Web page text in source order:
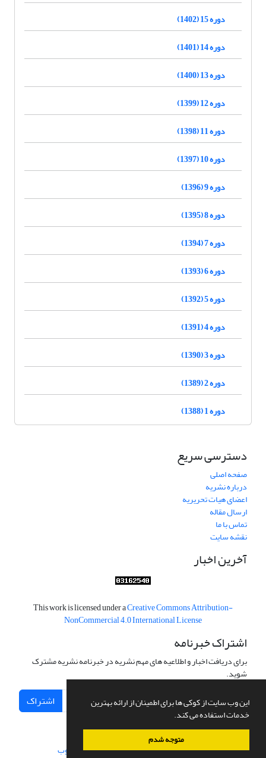
این وب سایت از کوکی ها برای اطمینان از ارائه بهترین
خدمات استفاده می کند.
متوجه شدم
دوره 15 (1402)
دوره 14 (1401)
دوره 13 (1400)
دوره 12 (1399)
دوره 11 (1398)
دوره 10 (1397)
دوره 9 (1396)
دوره 8 (1395)
دوره 7 (1394)
دوره 6 (1393)
دوره 5 (1392)
دوره 4 (1391)
دوره 3 (1390)
دوره 2 (1389)
دوره 1 (1388)
دسترسی سریع
صفحه اصلی
درباره نشریه
اعضای هیات تحریریه
ارسال مقاله
تماس با ما
نقشه سایت
آخرین اخبار
This work is licensed under aCreative Commons Attribution-
NonCommercial 4.0 International License
اشتراک خبرنامه
برای دریافت اخبار و اطلاعیه های مهم نشریه در خبرنامه نشریه مشترک
شوید.
اشتراک
سامانه مدیریت نشریات علمی.طراحی و پیاده سازی از سیناوب